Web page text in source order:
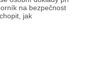
na bezpečnost
jak